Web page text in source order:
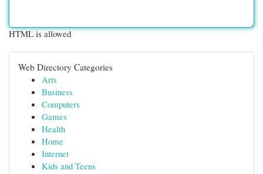
HTML is allowed
Web Directory Categories
Arts
Business
Computers
Games
Health
Home
Internet
Kids and Teens